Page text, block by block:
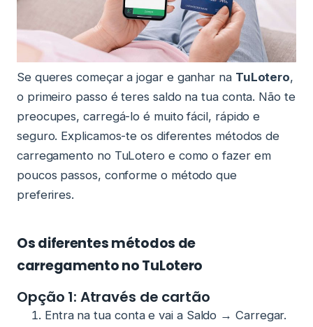
Se queres começar a jogar e ganhar na TuLotero,
o primeiro passo é teres saldo na tua conta. Não te
preocupes, carregá-lo é muito fácil, rápido e
seguro. Explicamos-te os diferentes métodos de
carregamento no TuLotero e como o fazer em
poucos passos, conforme o método que
preferires.
Os diferentes métodos de
carregamento no TuLotero
Opção 1: Através de cartão
Entra na tua conta e vai a Saldo → Carregar.